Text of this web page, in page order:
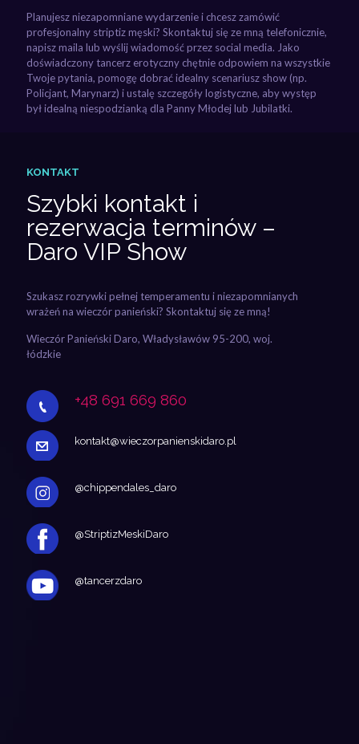
Planujesz niezapomniane wydarzenie i chcesz zamówić
profesjonalny striptiz męski? Skontaktuj się ze mną telefonicznie,
napisz maila lub wyślij wiadomość przez social media. Jako
doświadczony tancerz erotyczny chętnie odpowiem na wszystkie
Twoje pytania, pomogę dobrać idealny scenariusz show (np.
Policjant, Marynarz) i ustalę szczegóły logistyczne, aby występ
był idealną niespodzianką dla Panny Młodej lub Jubilatki.
KONTAKT
Szybki kontakt i
rezerwacja terminów –
Daro VIP Show
Szukasz rozrywki pełnej temperamentu i niezapomnianych
wrażeń na wieczór panieński? Skontaktuj się ze mną!
Wieczór Panieński Daro, Władysławów 95-200, woj.
łódzkie
+48 691 669 860
kontakt@wieczorpanienskidaro.pl
@chippendales_daro
@StriptizMeskiDaro
@tancerzdaro